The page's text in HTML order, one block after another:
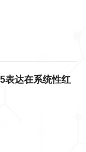
表达在系统性红